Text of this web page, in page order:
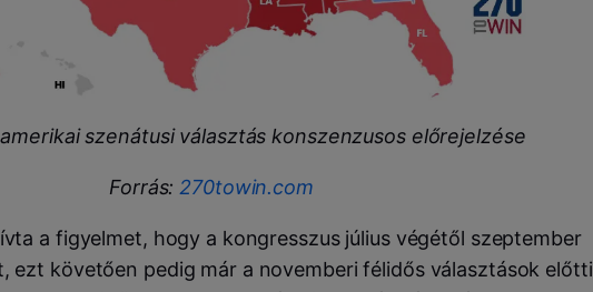
szenátusi választás konszenzusos előrejelzése
Forrás: 270towin.com
a figyelmet, hogy a kongresszus július végétől szeptember
ezt követően pedig már a novemberi félidős választások előtti